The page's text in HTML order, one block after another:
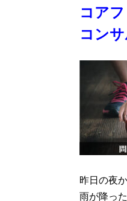
コア
コン
昨日の夜
雨が降っ